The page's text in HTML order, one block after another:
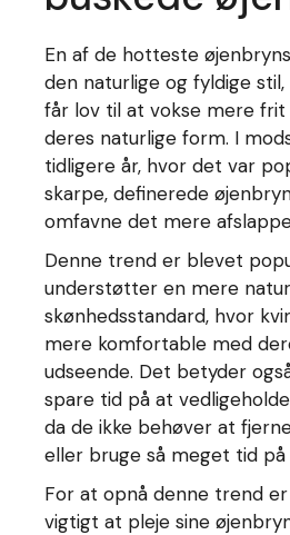
En af de hotteste
den naturlige og fyldige
får lov til at vokse mere
deres naturlige form. I
tidligere år, hvor det var
skarpe, definerede
omfavne det mere
Denne trend er blevet
understøtter en mere
skønhedsstandard, hvor
mere komfortable med
udseende. Det betyder
spare tid på at
da de ikke behøver at
eller bruge så meget tid
For at opnå denne trend
vigtigt at pleje sine